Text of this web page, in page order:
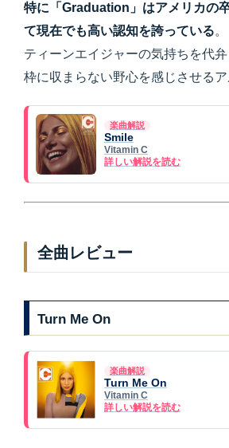
特に「Graduation」はアメリカの
て現在でも高い認知を誇っている。
ティーンエイジャーの気持ちを代
枠に収まらない野心を感じさせるア
楽曲解説
Smile
Vitamin C
詳しい解説を読む
全曲レビュー
Turn Me On
楽曲解説
Turn Me On
Vitamin C
詳しい解説を読む